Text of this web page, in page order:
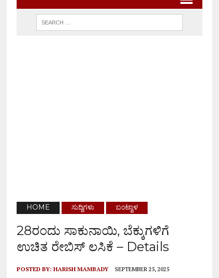
HOME ಸುದ್ದಿಗಳು ಬಂಟ್ವಾಳ
28ರಂದು ಸಾಕುನಾಯಿ, ಬೆಕ್ಕುಗಳಿಗೆ
ಉಚಿತ ರೇಬಿಸ್ ಲಸಿಕೆ – Details
POSTED BY: HARISH MAMBADY SEPTEMBER 25, 2025